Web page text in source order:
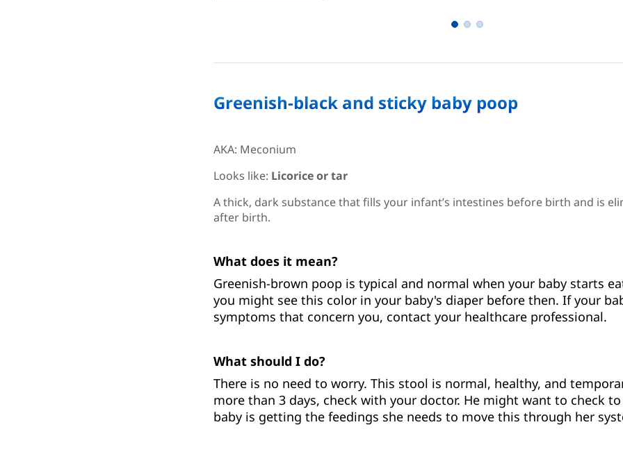
Greenish-black and sticky baby poop
AKA: Meconium
Looks like: Licorice or tar
A thick, dark substance that fills your infant’s intestines before birth and is
after birth.
What does it mean?
Greenish-brown poop is typical and normal when your baby starts
you might see this color in your baby's diaper before then. If your
symptoms that concern you, contact your healthcare professional.
What should I do?
There is no need to worry. This stool is normal, healthy, and
more than 3 days, check with your doctor. He might want to check
baby is getting the feedings she needs to move this through her